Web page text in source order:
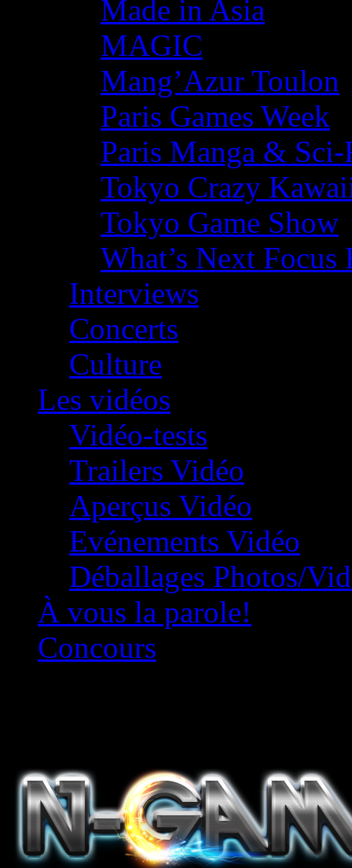
Made in Asia
MAGIC
Mang’Azur Toulon
Paris Games Week
Paris Manga &
Tokyo Crazy
Tokyo Game Show
What’s Next
Interviews
Concerts
Culture
Les vidéos
Vidéo-tests
Trailers Vidéo
Aperçus Vidéo
Evénements Vidéo
Déballages Photos/
À vous la parole!
Concours